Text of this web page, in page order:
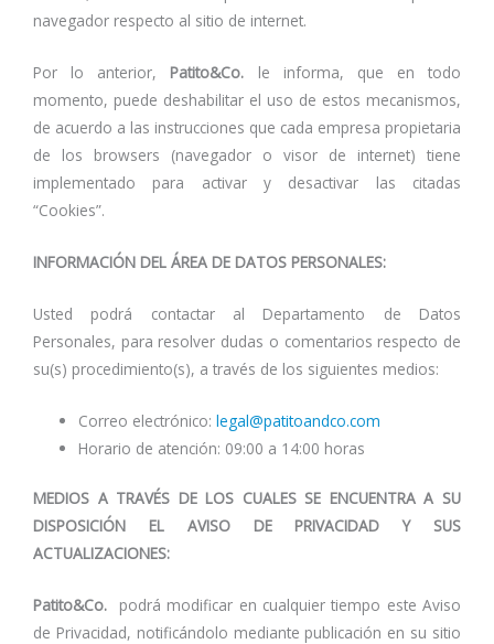
navegador respecto al sitio de internet.
Por lo anterior, Patito&Co. le informa, que en todo
momento, puede deshabilitar el uso de estos mecanismos,
de acuerdo a las instrucciones que cada empresa propietaria
de los browsers (navegador o visor de internet) tiene
implementado para activar y desactivar las citadas
“Cookies”.
INFORMACIÓN DEL ÁREA DE DATOS PERSONALES:
Usted podrá contactar al Departamento de Datos
Personales, para resolver dudas o comentarios respecto de
su(s) procedimiento(s), a través de los siguientes medios:
Correo electrónico:legal@patitoandco.com
Horario de atención: 09:00 a 14:00 horas
MEDIOS A TRAVÉS DE LOS CUALES SE ENCUENTRA A SU
DISPOSICIÓN EL AVISO DE PRIVACIDAD Y SUS
ACTUALIZACIONES:
Patito&Co. podrá modificar en cualquier tiempo este Aviso
de Privacidad, notificándolo mediante publicación en su sitio